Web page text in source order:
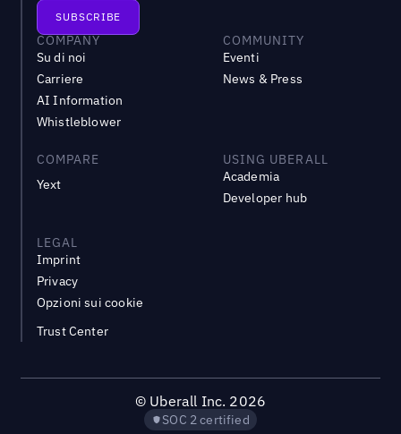
COMPANY
Su di noi
Carriere
AI Information
Whistleblower
COMMUNITY
Eventi
News & Press
COMPARE
Yext
USING UBERALL
Academia
Developer hub
LEGAL
Imprint
Privacy
Opzioni sui cookie
Trust Center
© Uberall Inc. 2026
SOC 2 certified